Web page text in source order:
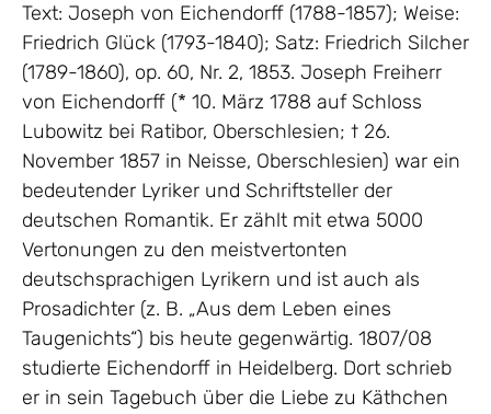
Text: Joseph von Eichendorff (1788-1857); Weise:
Friedrich Glück (1793-1840); Satz: Friedrich Silcher
(1789-1860), op. 60, Nr. 2, 1853. Joseph Freiherr
von Eichendorff (* 10. März 1788 auf Schloss
Lubowitz bei Ratibor, Oberschlesien; † 26.
November 1857 in Neisse, Oberschlesien) war ein
bedeutender Lyriker und Schriftsteller der
deutschen Romantik. Er zählt mit etwa 5000
Vertonungen zu den meistvertonten
deutschsprachigen Lyrikern und ist auch als
Prosadichter (z. B. „Aus dem Leben eines
Taugenichts“) bis heute gegenwärtig. 1807/08
studierte Eichendorff in Heidelberg. Dort schrieb
er in sein Tagebuch über die Liebe zu Käthchen